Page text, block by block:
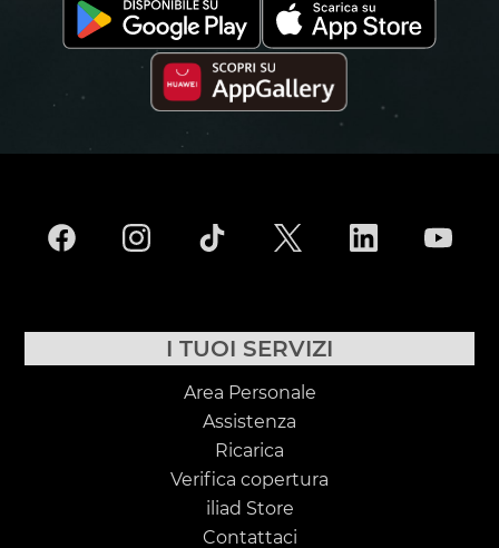
I TUOI SERVIZI
Area Personale
Assistenza
Ricarica
Verifica copertura
iliad Store
Contattaci